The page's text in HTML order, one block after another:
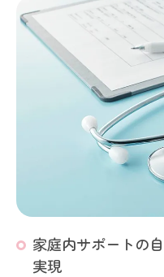
家庭内サポートの
実現